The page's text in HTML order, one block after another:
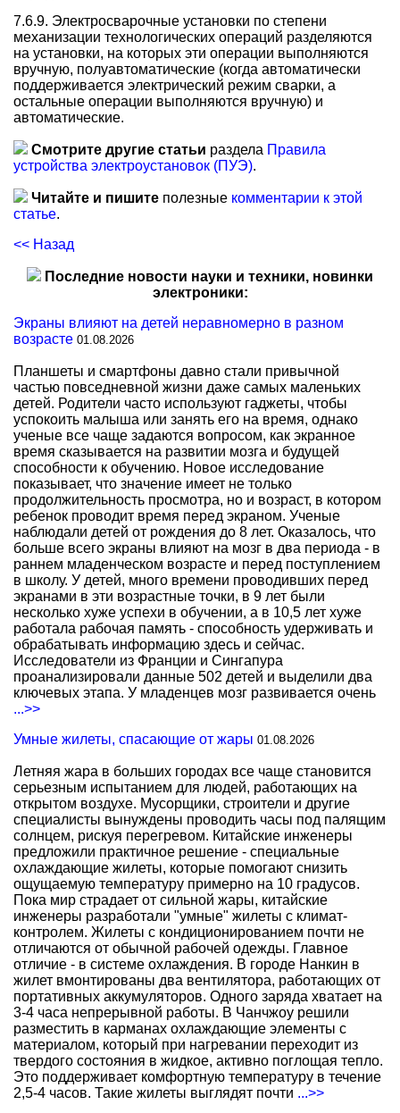
7.6.9. Электросварочные установки по степени
механизации технологических операций разделяются
на установки, на которых эти операции выполняются
вручную, полуавтоматические (когда автоматически
поддерживается электрический режим сварки, а
остальные операции выполняются вручную) и
автоматические.
Смотрите другие статьи раздела Правила
устройства электроустановок (ПУЭ).
Читайте и пишите полезные комментарии к этой
статье.
<< Назад
Последние новости науки и техники, новинки
электроники:
Экраны влияют на детей неравномерно в разном
возрасте 01.08.2026
Планшеты и смартфоны давно стали привычной
частью повседневной жизни даже самых маленьких
детей. Родители часто используют гаджеты, чтобы
успокоить малыша или занять его на время, однако
ученые все чаще задаются вопросом, как экранное
время сказывается на развитии мозга и будущей
способности к обучению. Новое исследование
показывает, что значение имеет не только
продолжительность просмотра, но и возраст, в котором
ребенок проводит время перед экраном. Ученые
наблюдали детей от рождения до 8 лет. Оказалось, что
больше всего экраны влияют на мозг в два периода - в
раннем младенческом возрасте и перед поступлением
в школу. У детей, много времени проводивших перед
экранами в эти возрастные точки, в 9 лет были
несколько хуже успехи в обучении, а в 10,5 лет хуже
работала рабочая память - способность удерживать и
обрабатывать информацию здесь и сейчас.
Исследователи из Франции и Сингапура
проанализировали данные 502 детей и выделили два
ключевых этапа. У младенцев мозг развивается очень
...>>
Умные жилеты, спасающие от жары 01.08.2026
Летняя жара в больших городах все чаще становится
серьезным испытанием для людей, работающих на
открытом воздухе. Мусорщики, строители и другие
специалисты вынуждены проводить часы под палящим
солнцем, рискуя перегревом. Китайские инженеры
предложили практичное решение - специальные
охлаждающие жилеты, которые помогают снизить
ощущаемую температуру примерно на 10 градусов.
Пока мир страдает от сильной жары, китайские
инженеры разработали "умные" жилеты с климат-
контролем. Жилеты с кондиционированием почти не
отличаются от обычной рабочей одежды. Главное
отличие - в системе охлаждения. В городе Нанкин в
жилет вмонтированы два вентилятора, работающих от
портативных аккумуляторов. Одного заряда хватает на
3-4 часа непрерывной работы. В Чанчжоу решили
разместить в карманах охлаждающие элементы с
материалом, который при нагревании переходит из
твердого состояния в жидкое, активно поглощая тепло.
Это поддерживает комфортную температуру в течение
2,5-4 часов. Такие жилеты выглядят почти ...>>